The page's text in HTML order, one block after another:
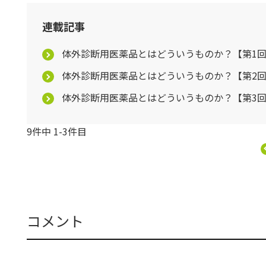
連載記事
体外診断用医薬品とはどういうものか？【第1回
体外診断用医薬品とはどういうものか？【第2回
体外診断用医薬品とはどういうものか？【第3回
9件中 1-3件目
コメント